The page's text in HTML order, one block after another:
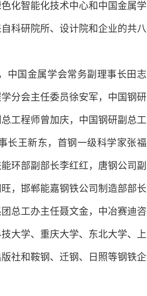
化智能化技术中心和中国金属学
科研院所、设计院和企业的共八
中国金属学会常务副理事长田志
分会主任委员徐安军，中国钢研
工程师曾加庆，中国钢研副总工
长王新东，首钢一级科学家张福
环部副部长李红红，唐钢公司副
，邯郸能嘉钢铁公司制造部部长
总工办主任聂文金，中冶赛迪咨
大学、重庆大学、东北大学、上
社和鞍钢、迁钢、日照等钢铁企